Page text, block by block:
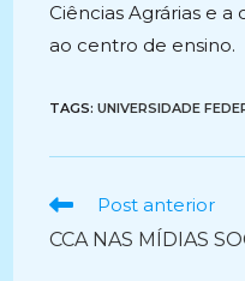
Ciências Agrárias e
ao centro de ensino.
TAGS:UNIVERSIDADE
Ler
artigos
Post anterior
CCA NAS MÍDIAS